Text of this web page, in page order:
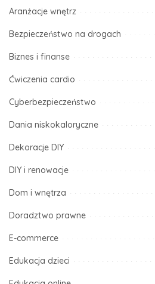
Aranżacje wnętrz
Bezpieczeństwo na drogach
Biznes i finanse
Ćwiczenia cardio
Cyberbezpieczeństwo
Dania niskokaloryczne
Dekoracje DIY
DIY i renowacje
Dom i wnętrza
Doradztwo prawne
E-commerce
Edukacja dzieci